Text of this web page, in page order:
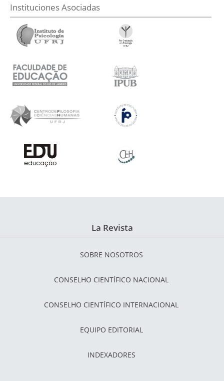
Instituciones Asociadas
La Revista
SOBRE NOSOTROS
CONSELHO CIENTÍFICO NACIONAL
CONSELHO CIENTÍFICO INTERNACIONAL
EQUIPO EDITORIAL
INDEXADORES